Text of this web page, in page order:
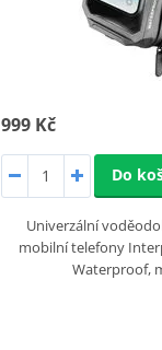
999 Kč
Do
Univerzální
mobilní telefony
Waterproof,